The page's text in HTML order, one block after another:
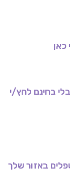
כאן
בחינם לחץ/י
באזור שלך